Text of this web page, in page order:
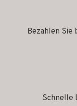
Bezahlen Sie
Schnelle